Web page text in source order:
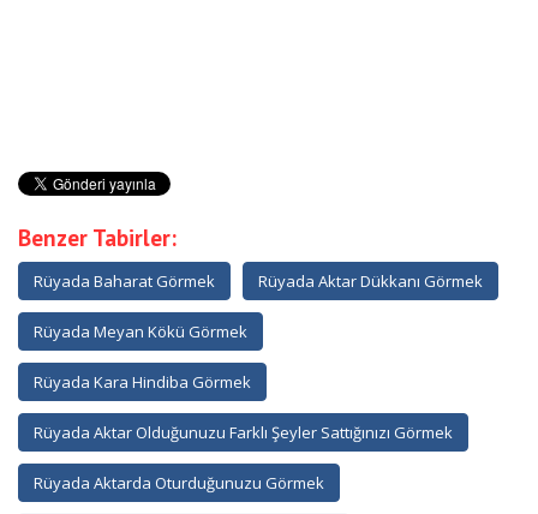
Benzer Tabirler:
Rüyada Baharat Görmek Rüyada Aktar Dükkanı Görmek
Rüyada Meyan Kökü Görmek
Rüyada Kara Hindiba Görmek
Rüyada Aktar Olduğunuzu Farklı Şeyler Sattığınızı Görmek
Rüyada Aktarda Oturduğunuzu Görmek